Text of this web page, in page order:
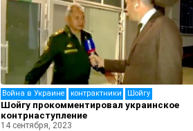
Война в Украине контрактники Шойгу
Шойгу прокомментировал украинское
контрнаступление
14 сентября, 2023